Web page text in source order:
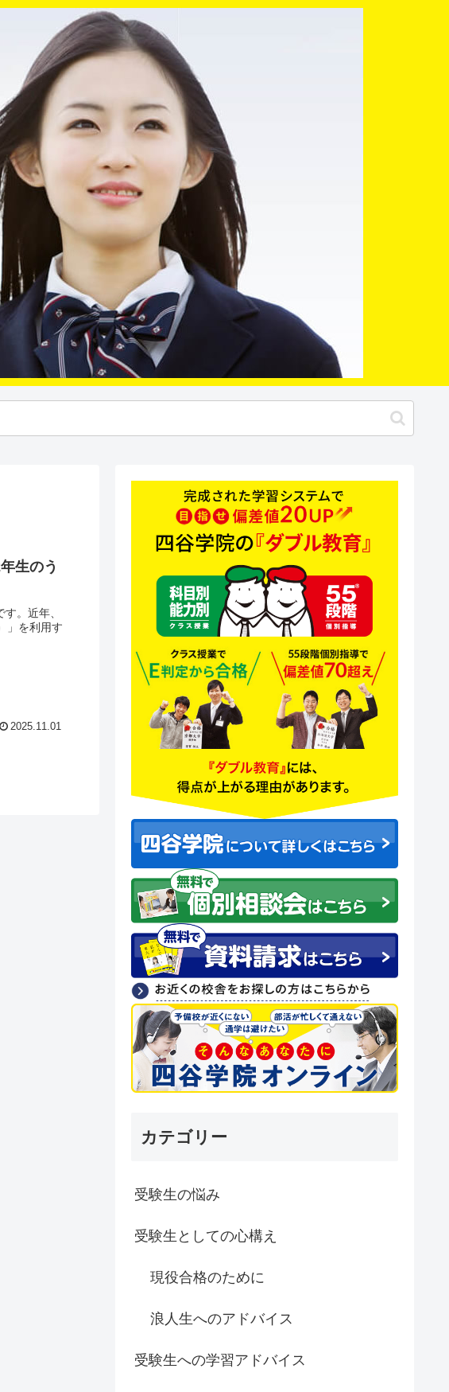
生のう
。近年、
」を利用す
2025.11.01
カテゴリー
受験生の悩み
受験生としての心構え
現役合格のために
浪人生へのアドバイス
受験生への学習アドバイス